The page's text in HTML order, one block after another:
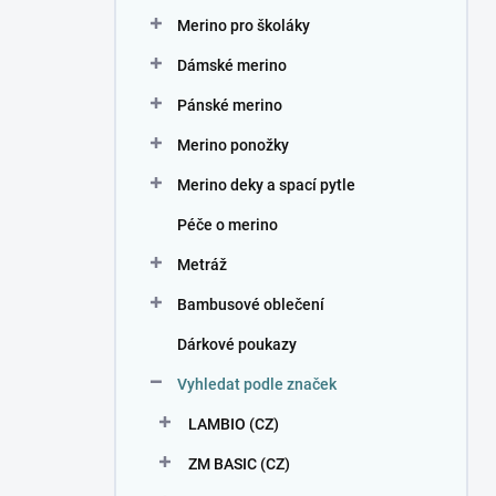
Merino pro školáky
Dámské merino
Pánské merino
Merino ponožky
Merino deky a spací pytle
Péče o merino
Metráž
Bambusové oblečení
Dárkové poukazy
Vyhledat podle značek
LAMBIO (CZ)
ZM BASIC (CZ)